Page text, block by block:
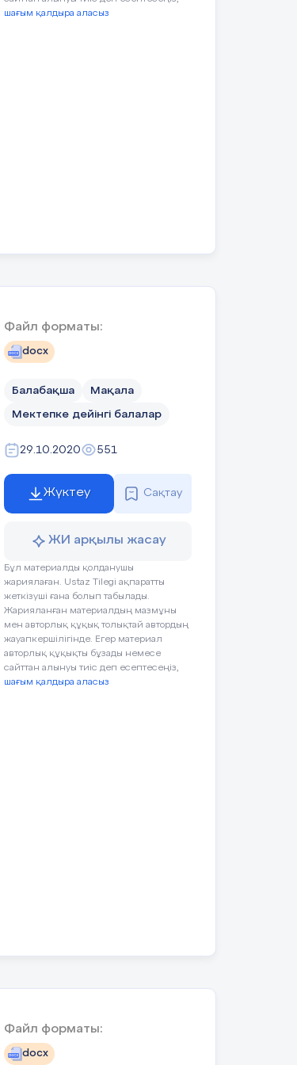
шағым қалдыра аласыз
Файл форматы:
docx
Балабақша Мақала
Мектепке дейінгі балалар
29.10.2020 551
Жүктеу Сақтау
ЖИ арқылы жасау
Бұл материалды қолданушы
жариялаған. Ustaz Tilegi ақпаратты
жеткізуші ғана болып табылады.
Жарияланған материалдың мазмұны
мен авторлық құқық толықтай автордың
жауапкершілігінде. Егер материал
авторлық құқықты бұзады немесе
сайттан алынуы тиіс деп есептесеңіз,
шағым қалдыра аласыз
Файл форматы:
docx